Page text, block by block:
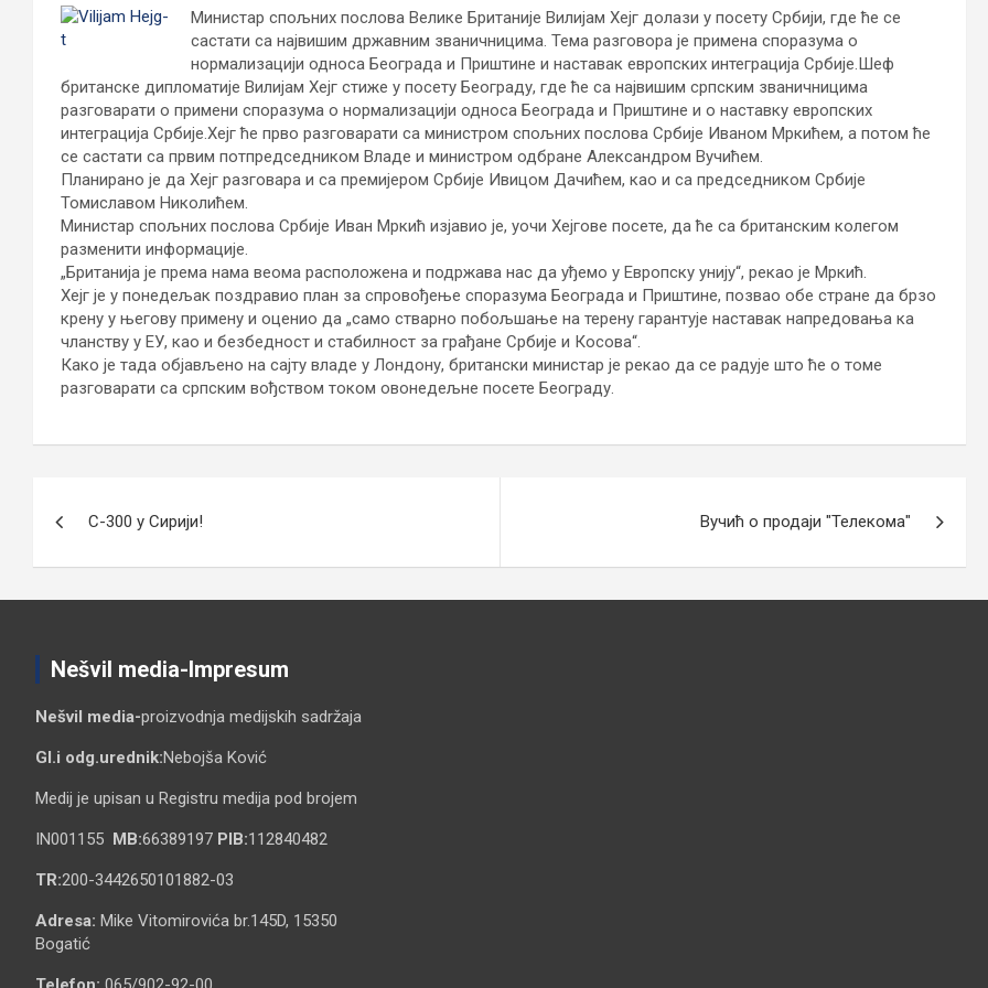
Министар спољних послова Велике Британије Вилијам Хејг долази у посету Србији, где ће се
састати са највишим државним званичницима. Тема разговора је примена споразума о
нормализацији односа Београда и Приштине и наставак европских интеграција Србије.Шеф
британске дипломатије Вилијам Хејг стиже у посету Београду, где ће са највишим српским званичницима
разговарати о примени споразума о нормализацији односа Београда и Приштине и о наставку европских
интеграција Србије.Хејг ће прво разговарати са министром спољних послова Србије Иваном Мркићем, а потом ће
се састати са првим потпредседником Владе и министром одбране Александром Вучићем.
Планирано је да Хејг разговара и са премијером Србије Ивицом Дачићем, као и са председником Србије
Томиславом Николићем.
Министар спољних послова Србије Иван Мркић изјавио је, уочи Хејгове посете, да ће са британским колегом
разменити информације.
„Британија је према нама веома расположена и подржава нас да уђемо у Европску унију“, рекао је Мркић.
Хејг је у понедељак поздравио план за спровођење споразума Београда и Приштине, позвао обе стране да брзо
крену у његову примену и оценио да „само стварно побољшање на терену гарантује наставак напредовања ка
чланству у ЕУ, као и безбедност и стабилност за грађане Србије и Косова“.
Како је тада објављено на сајту владе у Лондону, британски министар је рекао да се радује што ће о томе
разговарати са српским вођством током овонедељне посете Београду.
чланка
С-300 у Сирији! Вучић о продаји "Телекома"
Nešvil media-Impresum
Nešvil media-proizvodnja medijskih sadržaja
Gl.i odg.urednik:Nebojša Ković
Medij je upisan u Registru medija pod brojem
IN001155 MB:66389197 PIB:112840482
TR:200-3442650101882-03
Adresa: Mike Vitomirovića br.145D, 15350
Bogatić